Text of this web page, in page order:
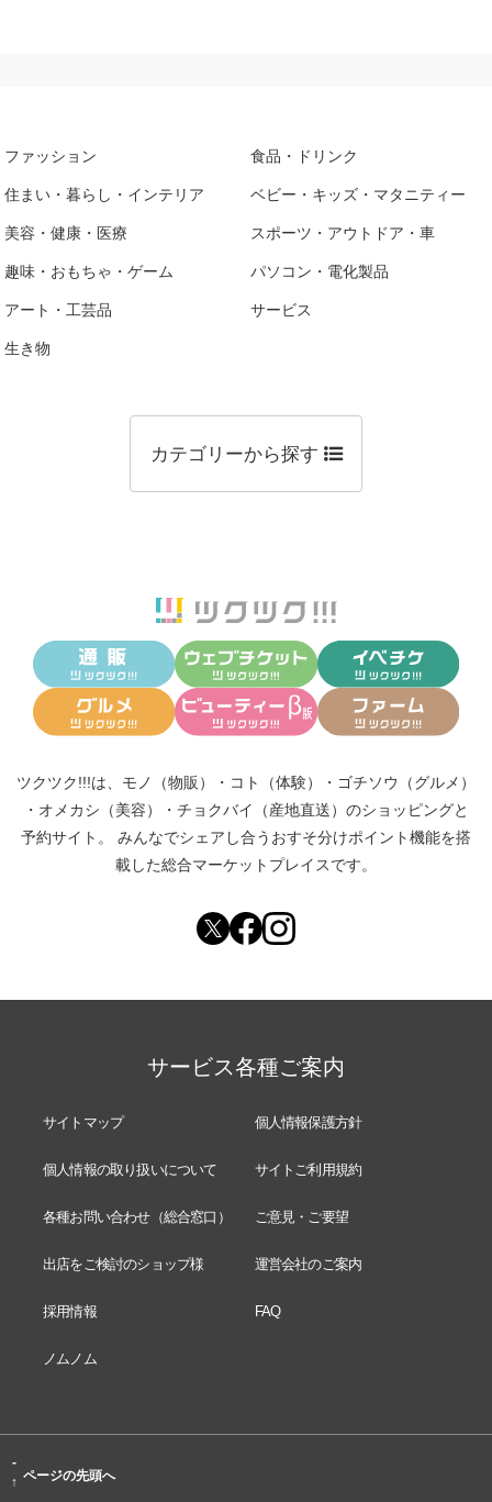
ファッション 食品・ドリンク
住まい・暮らし・インテリア ベビー・キッズ・マタニティー
美容・健康・医療 スポーツ・アウトドア・車
趣味・おもちゃ・ゲーム パソコン・電化製品
アート・工芸品 サービス
生き物
カテゴリーから探す
ツクツク!!!は、 モノ（物販） ・ コト（体験） ・ ゴチソウ（グルメ）
・ オメカシ（美容） ・ チョクバイ（産地直送） のショッピングと
予約サイト。
みんなでシェアし合う おすそ分けポイント機能を搭
載した総合マーケットプレイスです。
サービス各種ご案内
サイトマップ 個人情報保護方針
個人情報の取り扱いについて サイトご利用規約
各種お問い合わせ（総合窓口） ご意見・ご要望
出店をご検討のショップ様 運営会社のご案内
採用情報 FAQ
ノムノム
-
↑ ページの先頭へ